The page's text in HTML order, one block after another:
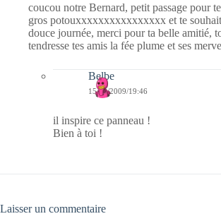
coucou notre Bernard, petit passage pour
gros potouxxxxxxxxxxxxxxxx et te
douce journée, merci pour ta belle amitié,
tendresse tes amis la fée plume et ses
Belbe
15/09/2009/19:46
il inspire ce panneau !
Bien à toi !
Laisser un commentaire